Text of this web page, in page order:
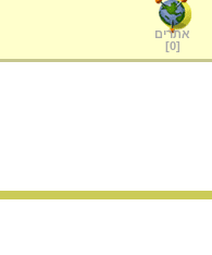
אתרים
[
0
]